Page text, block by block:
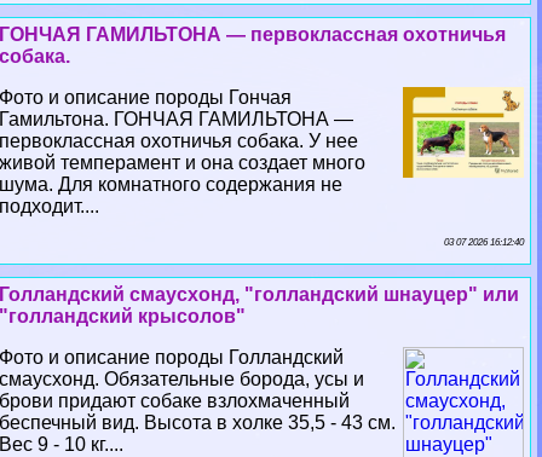
ГОНЧАЯ ГАМИЛЬТОНА — первоклассная охотничья
собака.
Фото и описание породы Гончая
Гамильтона. ГОНЧАЯ ГАМИЛЬТОНА —
первоклассная охотничья собака. У нее
живой темперамент и она создает много
шума. Для комнатного содержания не
подходит....
03 07 2026 16:12:40
Голландский смаусхонд, "голландский шнауцер" или
"голландский крысолов"
Фото и описание породы Голландский
смаусхонд. Обязательные борода, усы и
брови придают собаке взлохмаченный
беспечный вид. Высота в холке 35,5 - 43 см.
Вес 9 - 10 кг....